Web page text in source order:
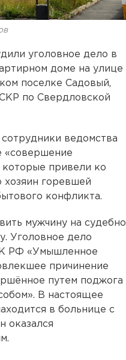
уголовное дело в
доме на улице
поселке Садовый,
по Свердловской
ведомства
«совершение
которые привели ко
хозяин горевшей
конфликта.
мужчину на судебно
Уголовное дело
РФ «Умышленное
причинение
путем поджога
В настоящее
в больнице с
оказался